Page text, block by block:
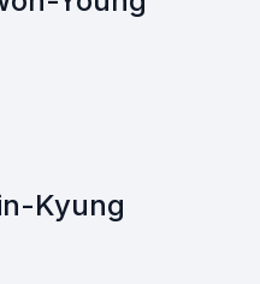
Kyung